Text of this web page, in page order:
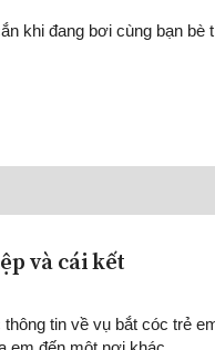
khi đang bơi cùng bạn bè
và cái kết
tin về vụ bắt cóc trẻ